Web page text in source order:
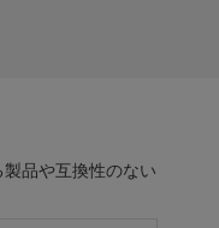
品や互換性のない